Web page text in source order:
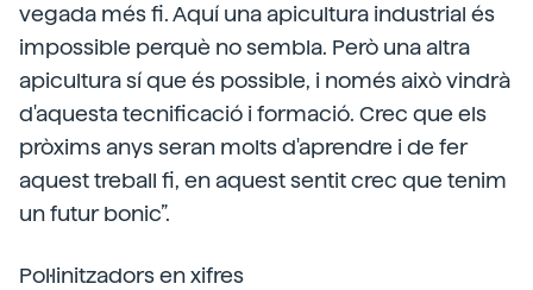
vegada més fi. Aquí una apicultura industrial és
impossible perquè no sembla. Però una altra
apicultura sí que és possible, i només això vindrà
d'aquesta tecnificació i formació. Crec que els
pròxims anys seran molts d'aprendre i de fer
aquest treball fi, en aquest sentit crec que tenim
un futur bonic”.
Pol·linitzadors en xifres